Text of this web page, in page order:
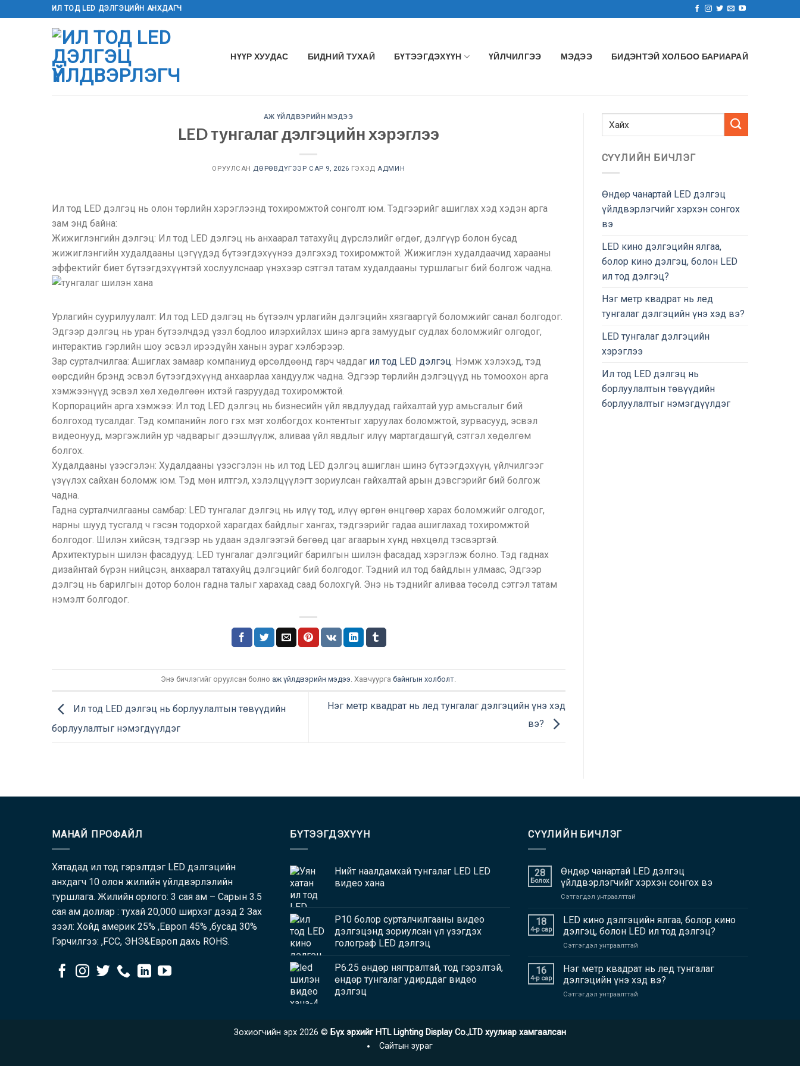
руу
ИЛ ТОД LED ДЭЛГЭЦИЙН АНХДАГЧ
НҮҮР ХУУДАС БИДНИЙ ТУХАЙ БҮТЭЭГДЭХҮҮН ҮЙЛЧИЛГЭЭ МЭДЭЭ БИДЭНТЭЙ ХОЛБОО БАРИАРАЙ
АЖ ҮЙЛДВЭРИЙН МЭДЭЭ
LED тунгалаг дэлгэцийн хэрэглээ
ОРУУЛСАН ДӨРӨВДҮГЭЭР САР 9, 2026 ГЭХЭД АДМИН
Ил тод LED дэлгэц нь олон төрлийн хэрэглээнд тохиромжтой сонголт юм. Тэдгээрийг ашиглах хэд хэдэн арга
зам энд байна:
Жижиглэнгийн дэлгэц: Ил тод LED дэлгэц нь анхаарал татахуйц дүрслэлийг өгдөг, дэлгүүр болон бусад
жижиглэнгийн худалдааны цэгүүдэд бүтээгдэхүүнээ дэлгэхэд тохиромжтой. Жижиглэн худалдаачид харааны
эффектийг биет бүтээгдэхүүнтэй хослуулснаар үнэхээр сэтгэл татам худалдааны туршлагыг бий болгож чадна.
Урлагийн суурилуулалт: Ил тод LED дэлгэц нь бүтээлч урлагийн дэлгэцийн хязгааргүй боломжийг санал болгодог.
Эдгээр дэлгэц нь уран бүтээлчдэд үзэл бодлоо илэрхийлэх шинэ арга замуудыг судлах боломжийг олгодог,
интерактив гэрлийн шоу эсвэл ирээдүйн ханын зураг хэлбэрээр.
Зар сурталчилгаа: Ашиглах замаар компаниуд өрсөлдөөнд гарч чаддаг ил тод LED дэлгэц . Нэмж хэлэхэд, тэд
өөрсдийн брэнд эсвэл бүтээгдэхүүнд анхаарлаа хандуулж чадна. Эдгээр төрлийн дэлгэцүүд нь томоохон арга
хэмжээнүүд эсвэл хөл хөдөлгөөн ихтэй газруудад тохиромжтой.
Корпорацийн арга хэмжээ: Ил тод LED дэлгэц нь бизнесийн үйл явдлуудад гайхалтай уур амьсгалыг бий
болгоход тусалдаг. Тэд компанийн лого гэх мэт холбогдох контентыг харуулах боломжтой, зурвасууд, эсвэл
видеонууд, мэргэжлийн ур чадварыг дээшлүүлж, аливаа үйл явдлыг илүү мартагдашгүй, сэтгэл хөдөлгөм
болгох.
Худалдааны үзэсгэлэн: Худалдааны үзэсгэлэн нь ил тод LED дэлгэц ашиглан шинэ бүтээгдэхүүн, үйлчилгээг
үзүүлэх сайхан боломж юм. Тэд мөн илтгэл, хэлэлцүүлэгт зориулсан гайхалтай арын дэвсгэрийг бий болгож
чадна.
Гадна сурталчилгааны самбар: LED тунгалаг дэлгэц нь илүү тод, илүү өргөн өнцгөөр харах боломжийг олгодог,
нарны шууд тусгалд ч гэсэн тодорхой харагдах байдлыг хангах, тэдгээрийг гадаа ашиглахад тохиромжтой
болгодог. Шилэн хийсэн, тэдгээр нь удаан эдэлгээтэй бөгөөд цаг агаарын хүнд нөхцөлд тэсвэртэй.
Архитектурын шилэн фасадууд: LED тунгалаг дэлгэцийг барилгын шилэн фасадад хэрэглэж болно. Тэд гаднах
дизайнтай бүрэн нийцсэн, анхаарал татахуйц дэлгэцийг бий болгодог. Тэдний ил тод байдлын улмаас, Эдгээр
дэлгэц нь барилгын дотор болон гадна талыг харахад саад болохгүй. Энэ нь тэднийг аливаа төсөлд сэтгэл татам
нэмэлт болгодог.
Энэ бичлэгийг оруулсан болно аж үйлдвэрийн мэдээ. Хавчуургабайнгын холболт.
Ил тод LED дэлгэц нь борлуулалтын төвүүдийн
борлуулалтыг нэмэгдүүлдэг
Нэг метр квадрат нь лед тунгалаг дэлгэцийн үнэ хэд
вэ?
СҮҮЛИЙН БИЧЛЭГ
Өндөр чанартай LED дэлгэц
үйлдвэрлэгчийг хэрхэн сонгох
вэ
LED кино дэлгэцийн ялгаа,
болор кино дэлгэц, болон LED
ил тод дэлгэц?
Нэг метр квадрат нь лед
тунгалаг дэлгэцийн үнэ хэд вэ?
LED тунгалаг дэлгэцийн
хэрэглээ
Ил тод LED дэлгэц нь
борлуулалтын төвүүдийн
борлуулалтыг нэмэгдүүлдэг
МАНАЙ ПРОФАЙЛ
Хятадад ил тод гэрэлтдэг LED дэлгэцийн
анхдагч 10 олон жилийн үйлдвэрлэлийн
туршлага. Жилийн орлого: 3 сая ам – Сарын 3.5
сая ам доллар : тухай 20,000 ширхэг дээд 2 Зах
зээл: Хойд америк 25% ,Европ 45% ,бусад 30%
Гэрчилгээ: ,FCC, ЭНЭ&Европ дахь ROHS.
БҮТЭЭГДЭХҮҮН
Нийт наалдамхай тунгалаг LED LED
видео хана
P10 болор сурталчилгааны видео
дэлгэцэнд зориулсан үл үзэгдэх
голограф LED дэлгэц
P6.25 өндөр нягтралтай, тод гэрэлтэй,
өндөр тунгалаг удирддаг видео
дэлгэц
СҮҮЛИЙН БИЧЛЭГ
28
Болох
Өндөр чанартай LED дэлгэц
үйлдвэрлэгчийг хэрхэн сонгох вэ
Сэтгэгдэл унтраалттайдээр
чанартай
LED
дэлгэц
үйлдвэрлэгчийг
сонгох
вэ
18
4-р сар
LED кино дэлгэцийн ялгаа, болор кино
дэлгэц, болон LED ил тод дэлгэц?
Сэтгэгдэл унтраалттайдээр
кино
дэлгэцийн
ялгаа,
болор
16
4-р сар
Нэг метр квадрат нь лед тунгалаг
дэлгэцийн үнэ хэд вэ?
Сэтгэгдэл унтраалттайдээр
Зохиогчийн эрх 2026 © Бүх эрхийг HTL Lighting Display Co.,LTD хуулиар хамгаалсан
Сайтын зураг